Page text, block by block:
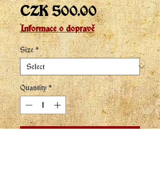
CZK 500.00Price
Informace o dopravě
Size *
Quantity *